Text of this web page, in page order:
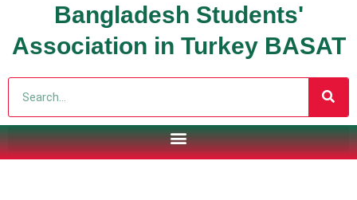
Bangladesh Students'
Association in Turkey BASAT